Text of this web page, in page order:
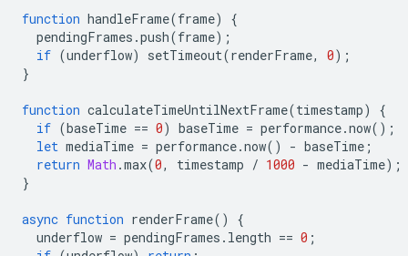
function handleFrame(frame)
{
pendingFrames .push(frame);
if (underflow) setTimeout(renderFrame, 0);
}
function calculateTimeUntilNextFrame(timestamp)
{
if (baseTime == 0) baseTime = performance.now();
let mediaTime = performance.now() - baseTime ;
return Math .max(0, timestamp / 1000 - mediaTime);
}
async function renderFrame()
{
underflow = pendingFrames . length == 0 ;